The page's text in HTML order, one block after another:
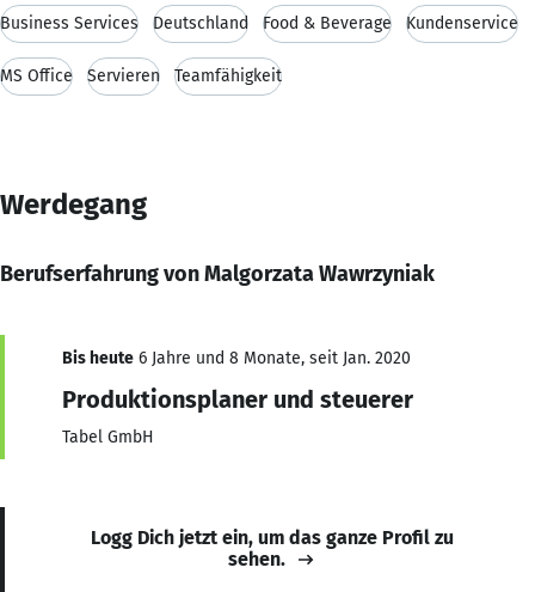
Business Services Deutschland Food & Beverage Kundenservice
MS Office Servieren Teamfähigkeit
Werdegang
Berufserfahrung von Malgorzata Wawrzyniak
Bis heute 6 Jahre und 8 Monate, seit Jan. 2020
Produktionsplaner und steuerer
Tabel GmbH
Logg Dich jetzt ein, um das ganze Profil zu
sehen.